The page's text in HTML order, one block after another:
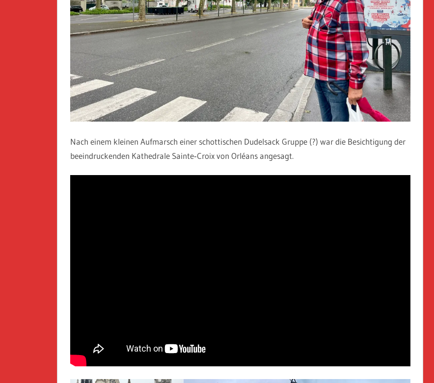
Nach einem kleinen Aufmarsch einer schottischen Dudelsack Gruppe (?) war die Besichtigung der
beeindruckenden Kathedrale Sainte‑Croix von Orléans angesagt.